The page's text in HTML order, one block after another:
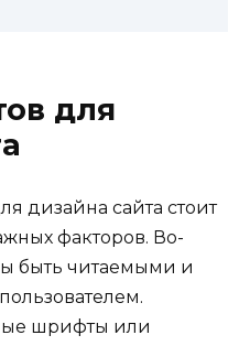
для
дизайна сайта стоит
факторов. Во-
быть читаемыми и
шрифты или